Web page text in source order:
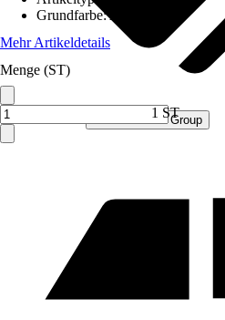
Verkauf durch: Procommerce Group
Grundfarbe:Anthrazit
Mehr Artikeldetails
Menge (ST)
1 ST